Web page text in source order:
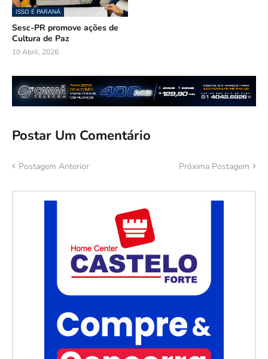
ISSO É PARANÁ
Sesc-PR promove ações de
Cultura de Paz
10 Abril, 2026
Postar Um Comentário
Postagem Anterior Próxima Postagem